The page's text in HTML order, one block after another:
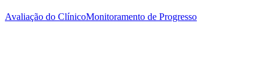
Avaliação do ClínicoMonitoramento de Progresso